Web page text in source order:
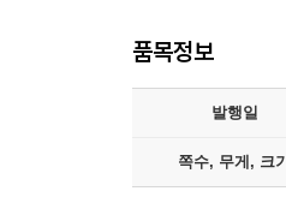
품목정보
발행일
쪽수, 무게, 크기